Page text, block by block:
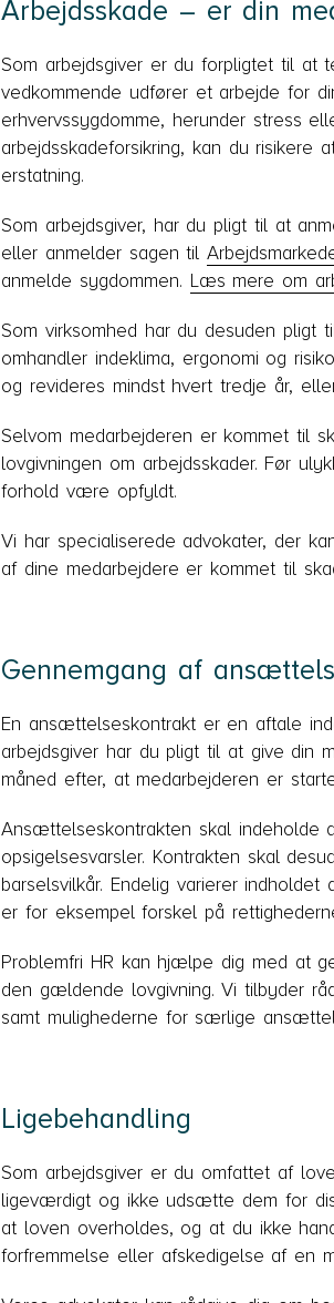
Arbejdsskade – er din
Som arbejdsgiver er du forpligtet til at
vedkommende udfører et arbejde for
erhvervssygdomme, herunder stress
arbejdsskadeforsikring, kan du
erstatning.
Som arbejdsgiver, har du pligt til at
eller anmelder sagen til
anmelde sygdommen. Læs mere om
Som virksomhed har du desuden pligt
omhandler indeklima, ergonomi og
og revideres mindst hvert tredje år,
Selvom medarbejderen er kommet til
lovgivningen om arbejdsskader. Før
forhold være opfyldt.
Vi har specialiserede advokater, der
af dine medarbejdere er kommet til
Gennemgang af
En ansættelseskontrakt er en aftale
arbejdsgiver har du pligt til at give din
måned efter, at medarbejderen er
Ansættelseskontrakten skal indeholde
opsigelsesvarsler. Kontrakten skal
barselsvilkår. Endelig varierer
er for eksempel forskel på
Problemfri HR kan hjælpe dig med at
den gældende lovgivning. Vi tilbyder
samt mulighederne for særlige
Ligebehandling
Som arbejdsgiver er du omfattet af
ligeværdigt og ikke udsætte dem for
at loven overholdes, og at du ikke
forfremmelse eller afskedigelse af en